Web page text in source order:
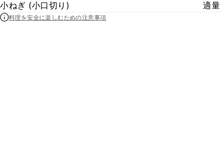
小ねぎ (小口切り)
適量
料理を安全に楽しむための注意事項